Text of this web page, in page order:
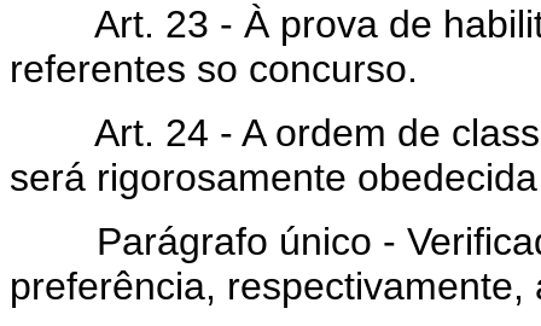
Art. 23 - À prova de
referentes so concurso.
Art. 24 - A ordem de
será rigorosamente
Parágrafo único -
preferência, respectivamente,